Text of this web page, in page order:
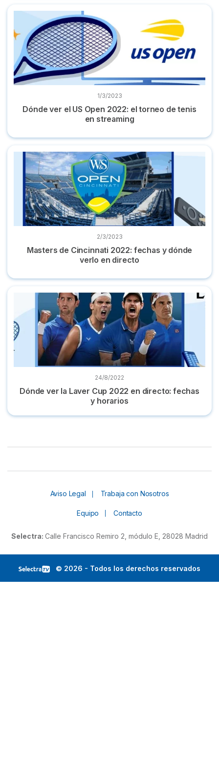
Dónde ver el US Open 2022: el torneo de tenis en streaming
1/3/2023
Dónde ver el US Open 2022: el torneo de tenis
en streaming
Masters de Cincinnati 2022: fechas y dónde verlo en directo
2/3/2023
Masters de Cincinnati 2022: fechas y dónde
verlo en directo
Dónde ver la Laver Cup 2022 en directo: fechas y horarios
24/8/2022
Dónde ver la Laver Cup 2022 en directo: fechas
y horarios
Aviso Legal Trabaja con Nosotros
Equipo Contacto
Selectra: Calle Francisco Remiro 2, módulo E, 28028 Madrid
© 2026 - Todos los derechos reservados